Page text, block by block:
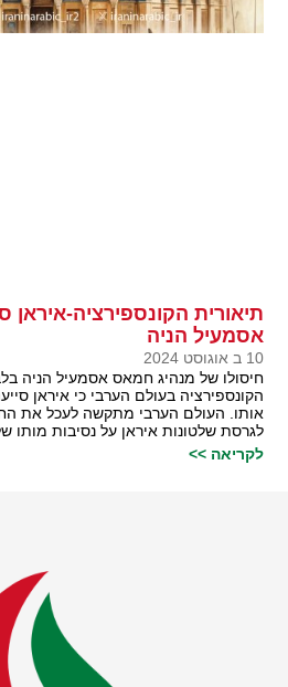
תיאורית הקונספירציה-איראן
אסמעיל הניה
10 ב אוגוסט 2024
חיסולו של מנהיג חמאס אסמעיל הניה
הקונספירציה בעולם הערבי כי איראן
אותו. העולם הערבי מתקשה לעכל את
לגרסת שלטונות איראן על נסיבות מותו
לקריאה >>